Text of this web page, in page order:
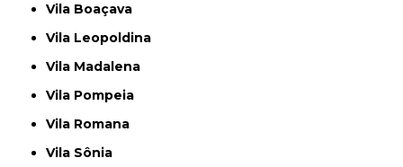
Vila Boaçava
Vila Leopoldina
Vila Madalena
Vila Pompeia
Vila Romana
Vila Sônia